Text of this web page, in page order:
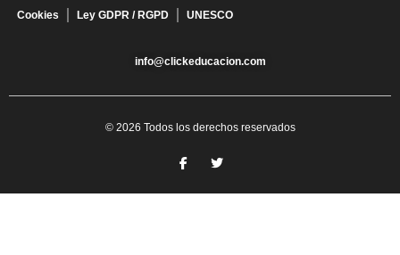
Cookies Ley GDPR / RGPD UNESCO
info@clickeducacion.com
© 2026 Todos los derechos reservados